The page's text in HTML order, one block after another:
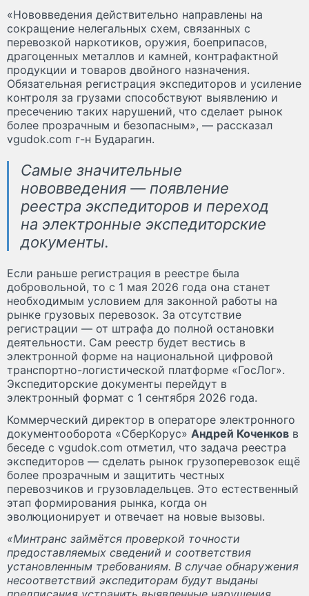
«Нововведения действительно направлены на
сокращение нелегальных схем, связанных с
перевозкой наркотиков, оружия, боеприпасов,
драгоценных металлов и камней, контрафактной
продукции и товаров двойного назначения.
Обязательная регистрация экспедиторов и усиление
контроля за грузами способствуют выявлению и
пресечению таких нарушений, что сделает рынок
более прозрачным и безопасным», — рассказал
vgudok.com г-н Бударагин.
Самые значительные
нововведения — появление
реестра экспедиторов и переход
на электронные экспедиторские
документы.
Если раньше регистрация в реестре была
добровольной, то с 1 мая 2026 года она станет
необходимым условием для законной работы на
рынке грузовых перевозок. За отсутствие
регистрации — от штрафа до полной остановки
деятельности. Сам реестр будет вестись в
электронной форме на национальной цифровой
транспортно-логистической платформе «ГосЛог».
Экспедиторские документы перейдут в
электронный формат с 1 сентября 2026 года.
Коммерческий директор в операторе электронного
документооборота «СберКорус» Андрей Коченков в
беседе с vgudok.com отметил, что задача реестра
экспедиторов — сделать рынок грузоперевозок ещё
более прозрачным и защитить честных
перевозчиков и грузовладельцев. Это естественный
этап формирования рынка, когда он
эволюционирует и отвечает на новые вызовы.
«Минтранс займётся проверкой точности
предоставляемых сведений и соответствия
установленным требованиям. В случае обнаружения
несоответствий экспедиторам будут выданы